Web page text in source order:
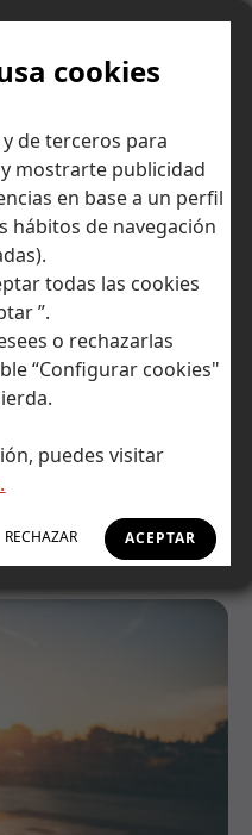
cookies
de terceros para
mostrarte publicidad
en base a un perfil
hábitos de navegación
todas las cookies
”.
o rechazarlas
“Configurar cookies"
puedes visitar
ACEPTAR
RECHAZAR
Ir a Self Bank »
Self